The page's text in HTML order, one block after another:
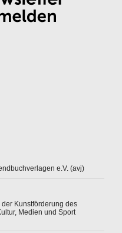
e.V. (avj)
Kunstförderung des
Medien und Sport